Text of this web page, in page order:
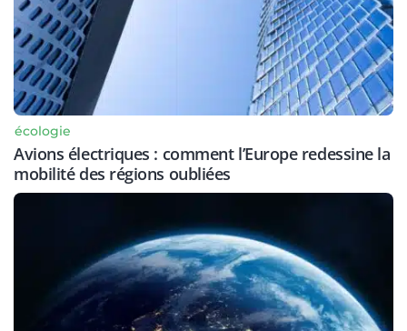
écologie
Avions électriques : comment l’Europe redessine la
mobilité des régions oubliées